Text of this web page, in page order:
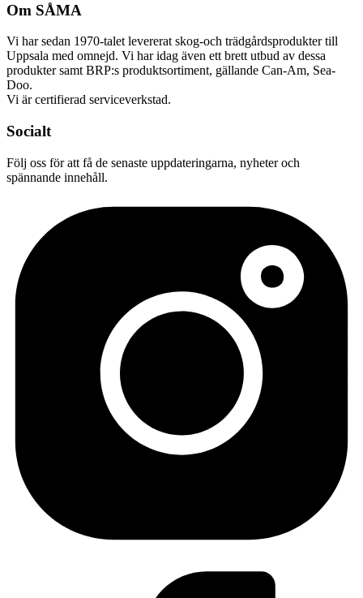
Om SÅMA
Vi har sedan 1970-talet levererat skog-och trädgårdsprodukter till
Uppsala med omnejd. Vi har idag även ett brett utbud av dessa
produkter samt BRP:s produktsortiment, gällande Can-Am, Sea-
Doo.
Vi är certifierad serviceverkstad.
Socialt
Följ oss för att få de senaste uppdateringarna, nyheter och
spännande innehåll.